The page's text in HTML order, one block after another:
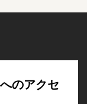
のアクセ